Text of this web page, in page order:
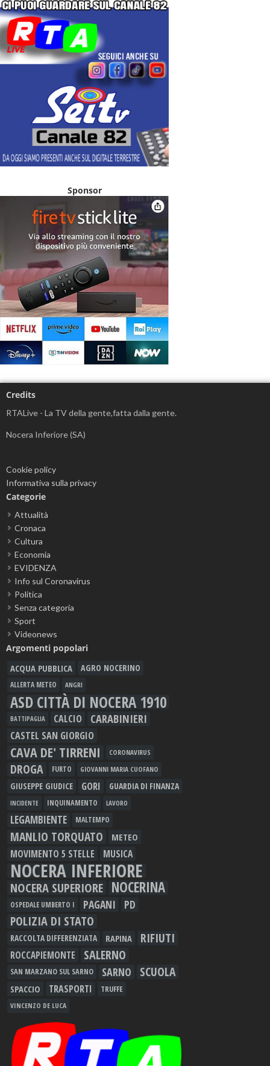
Sponsor
Credits
RTALive - La TV della gente,fatta dalla gente.
Nocera Inferiore (SA)
Cookie policy
Informativa sulla privacy
Categorie
Attualità
Cronaca
Cultura
Economia
EVIDENZA
Info sul Coronavirus
Politica
Senza categoria
Sport
Videonews
Argomenti popolari
ACQUA PUBBLICA AGRO NOCERINO
ALLERTA METEO ANGRI
ASD CITTÀ DI NOCERA 1910
BATTIPAGLIA CALCIO CARABINIERI
CASTEL SAN GIORGIO
CAVA DE' TIRRENI CORONAVIRUS
DROGA FURTO GIOVANNI MARIA CUOFANO
GIUSEPPE GIUDICE GORI GUARDIA DI FINANZA
INCIDENTE INQUINAMENTO LAVORO
LEGAMBIENTE MALTEMPO
MANLIO TORQUATO METEO
MOVIMENTO 5 STELLE MUSICA
NOCERA INFERIORE
NOCERA SUPERIORE NOCERINA
OSPEDALE UMBERTO I PAGANI PD
POLIZIA DI STATO
RACCOLTA DIFFERENZIATA RAPINA RIFIUTI
ROCCAPIEMONTE SALERNO
SAN MARZANO SUL SARNO SARNO SCUOLA
SPACCIO TRASPORTI TRUFFE
VINCENZO DE LUCA